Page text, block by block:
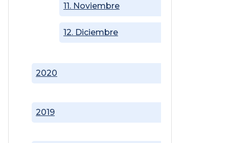
2019
2020
11. Noviembre
12. Diciembre